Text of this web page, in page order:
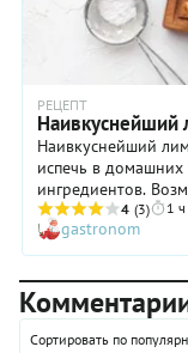
РЕЦЕПТ
Наивкуснейший
Наивкуснейший
испечь в
ингредиентов.
и не придется — у
шкафчике и
пирогов наш
простота —
сами — и
духовке,
рецепте с фото.
4 (3) 1 ч
gastronom
Сортировать по